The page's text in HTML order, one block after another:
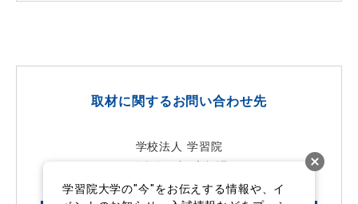
取材に関するお問い合わせ先
学校法人 学習院
学習院大学の"今"をお伝えする情報や、イ